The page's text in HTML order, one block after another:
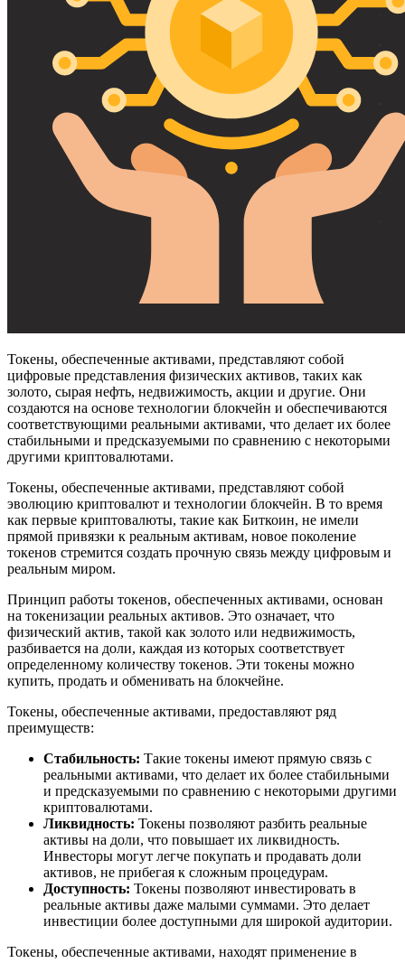
Токены, обеспеченные активами, представляют собой
цифровые представления физических активов, таких как
золото, сырая нефть, недвижимость, акции и другие. Они
создаются на основе технологии блокчейн и обеспечиваются
соответствующими реальными активами, что делает их более
стабильными и предсказуемыми по сравнению с некоторыми
другими криптовалютами.
Токены, обеспеченные активами, представляют собой
эволюцию криптовалют и технологии блокчейн. В то время
как первые криптовалюты, такие как Биткоин, не имели
прямой привязки к реальным активам, новое поколение
токенов стремится создать прочную связь между цифровым и
реальным миром.
Принцип работы токенов, обеспеченных активами, основан
на токенизации реальных активов. Это означает, что
физический актив, такой как золото или недвижимость,
разбивается на доли, каждая из которых соответствует
определенному количеству токенов. Эти токены можно
купить, продать и обменивать на блокчейне.
Токены, обеспеченные активами, предоставляют ряд
преимуществ:
Стабильность: Такие токены имеют прямую связь с
реальными активами, что делает их более стабильными
и предсказуемыми по сравнению с некоторыми другими
криптовалютами.
Ликвидность: Токены позволяют разбить реальные
активы на доли, что повышает их ликвидность.
Инвесторы могут легче покупать и продавать доли
активов, не прибегая к сложным процедурам.
Доступность: Токены позволяют инвестировать в
реальные активы даже малыми суммами. Это делает
инвестиции более доступными для широкой аудитории.
Токены, обеспеченные активами, находят применение в